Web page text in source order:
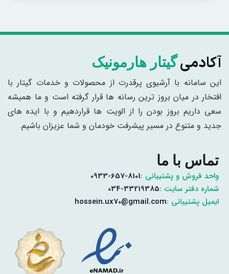
آکادمیگیتار هارمونیک
این سامانه با آرشیوی پرقدرت از محصولات و خدمات گیتار با
افتخار در میان بروز ترین رسانه ها قرار گرفته است و ما همیشه
سعی داریم بروز بودن را از الویت ها قراردهیم و با ایده های
جدید و متنوع در مسیر پیشرفت خودمان و شما عزیزان باشیم.
تماس با ما
واحد فروش و پشتیبانی :0933-657-8101
شماره دفتر سایت :034-33219385
ایمیل پشتیبانی :hossein.ux70@gmail.com